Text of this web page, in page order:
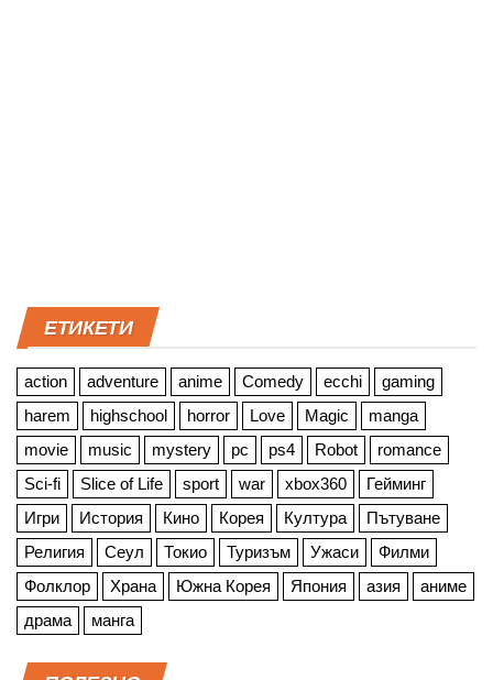
ЕТИКЕТИ
action adventure anime Comedy ecchi
gaming
harem
highschool horror Love Magic
manga
movie
music mystery pc ps4 Robot
romance
Sci-fi
Slice of Life sport war xbox360
Гейминг
Игри
История Кино Корея Култура
Пътуване
Религия
Сеул Токио Туризъм Ужаси
Филми
Фолклор
Храна Южна Корея Япония азия
аниме
драма
манга